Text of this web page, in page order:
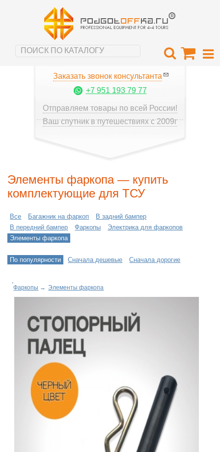
Заказать звонок консультанта
+7 951 193 79 77
Отправляем товары по всей России!
Ваш спутник в путешествиях с 2009г
Элементы фаркопа — купить
комплектующие для ТСУ
Все Багажник на фаркоп
В задний бампер
В передний бампер
Фаркопы
Электрика для фаркопов
Элементы фаркопа
По популярности Сначала дешевые Сначала дорогие
Фаркопы → Элементы фаркопа